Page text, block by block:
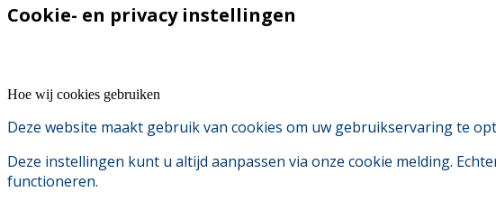
Cookie- en privacy instellingen
Hoe wij cookies gebruiken
Deze website maakt gebruik van cookies om uw gebruikservaring te
Deze instellingen kunt u altijd aanpassen via onze cookie melding.
functioneren.